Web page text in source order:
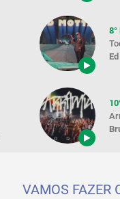
8°
VAMOS FAZER